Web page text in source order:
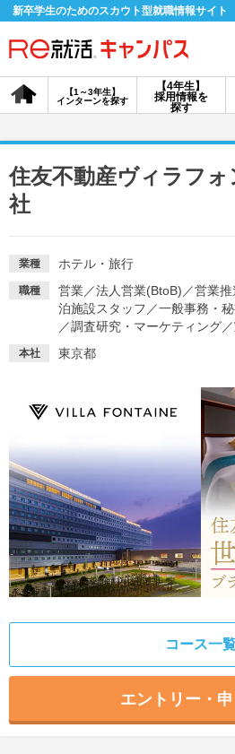
新卒学生のためのスカウト型就職情報サイト
【4年生】
採用情報を
探す
【1～3年生】
インターンを探す
会員登録
採用情報を探す
イベントを探す スカウト
適職診断
あなたに合う仕事を診断！
就活ニュースペーパー
就活時事ニュースを更新
住友不動産ヴィラフ
社
業種 ホテル・旅行
職種 営業／法人営業(BtoB) ／営業推
泊施設スタッフ ／一般事務・
／調査研究・マーケティング／
本社 東京都
コース一
エントリー・